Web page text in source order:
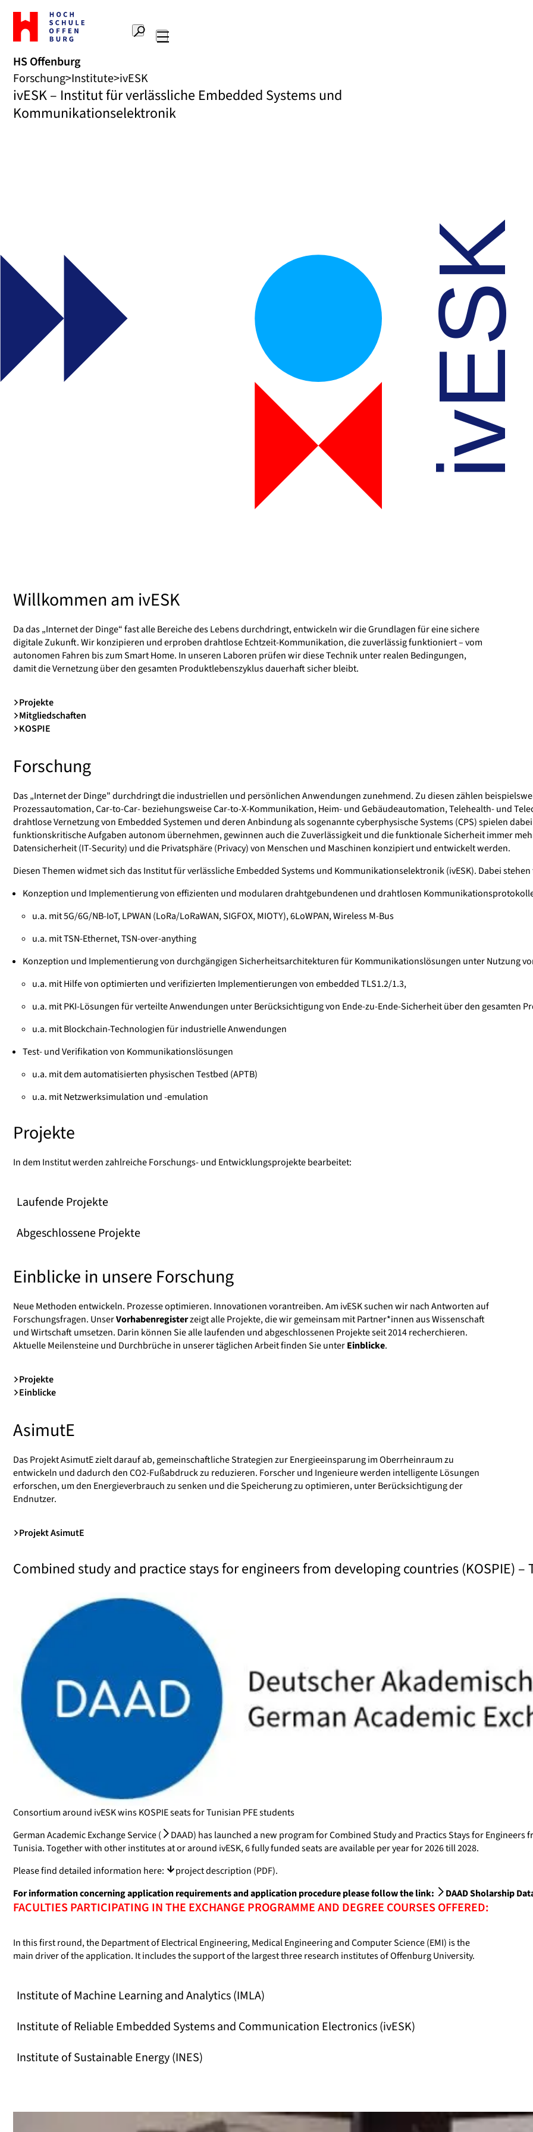
Zur
Startseite
Hochschule
Offenburg
Suche
HS Offenburg
Forschung Institute ivESK
ivESK – Institut für verlässliche Embedded Systems und
Kommunikationselektronik
Willkommen am ivESK
Da das „Internet der Dinge“ fast alle Bereiche des Lebens durchdringt, entwickeln wir die Grundlagen für eine sichere
digitale Zukunft. Wir konzipieren und erproben drahtlose Echtzeit-Kommunikation, die zuverlässig funktioniert – vom
autonomen Fahren bis zum Smart Home. In unseren Laboren prüfen wir diese Technik unter realen Bedingungen,
damit die Vernetzung über den gesamten Produktlebenszyklus dauerhaft sicher bleibt.
Projekte
Mitgliedschaften
KOSPIE
Forschung
Das „Internet der Dinge" durchdringt die industriellen und persönlichen Anwendungen zunehmend. Zu diesen zählen
Prozessautomation, Car-to-Car- beziehungsweise Car-to-X-Kommunikation, Heim- und Gebäudeautomation, Telehealth- und
drahtlose Vernetzung von Embedded Systemen und deren Anbindung als sogenannte cyberphysische Systems (CPS) spielen
funktionskritische Aufgaben autonom übernehmen, gewinnen auch die Zuverlässigkeit und die funktionale Sicherheit immer
Datensicherheit (IT-Security) und die Privatsphäre (Privacy) von Menschen und Maschinen konzipiert und entwickelt werden.
Diesen Themen widmet sich das Institut für verlässliche Embedded Systems und Kommunikationselektronik (ivESK). Dabei
Konzeption und Implementierung von effizienten und modularen drahtgebundenen und drahtlosen
u.a. mit 5G/6G/NB-IoT, LPWAN (LoRa/LoRaWAN, SIGFOX, MIOTY), 6LoWPAN, Wireless M-Bus
u.a. mit TSN-Ethernet, TSN-over-anything
Konzeption und Implementierung von durchgängigen Sicherheitsarchitekturen für Kommunikationslösungen unter Nutzung
u.a. mit Hilfe von optimierten und verifizierten Implementierungen von embedded TLS1.2/1.3,
u.a. mit PKI-Lösungen für verteilte Anwendungen unter Berücksichtigung von Ende-zu-Ende-Sicherheit über den gesamten
u.a. mit Blockchain-Technologien für industrielle Anwendungen
Test- und Verifikation von Kommunikationslösungen
u.a. mit dem automatisierten physischen Testbed (APTB)
u.a. mit Netzwerksimulation und -emulation
Projekte
In dem Institut werden zahlreiche Forschungs- und Entwicklungsprojekte bearbeitet:
Laufende Projekte
Abgeschlossene Projekte
Einblicke in unsere Forschung
Neue Methoden entwickeln. Prozesse optimieren. Innovationen vorantreiben. Am ivESK suchen wir nach Antworten auf
Forschungsfragen. UnserVorhabenregisterzeigt alle Projekte, die wir gemeinsam mit Partner*innen aus Wissenschaft
und Wirtschaft umsetzen. Darin können Sie alle laufenden und abgeschlossenen Projekte seit 2014 recherchieren.
Aktuelle Meilensteine und Durchbrüche in unserer täglichen Arbeit finden Sie unterEinblicke.
Projekte
Einblicke
AsimutE
Das Projekt AsimutE zielt darauf ab, gemeinschaftliche Strategien zur Energieeinsparung im Oberrheinraum zu
entwickeln und dadurch den CO2-Fußabdruck zu reduzieren. Forscher und Ingenieure werden intelligente Lösungen
erforschen, um den Energieverbrauch zu senken und die Speicherung zu optimieren, unter Berücksichtigung der
Endnutzer.
Projekt AsimutE
Combined study and practice stays for engineers from developing countries (KOSPIE) –
Consortium around ivESK wins KOSPIE seats for Tunisian PFE students
German Academic Exchange Service (
DAAD) has launched a new program for Combined Study and Practics Stays for Engineers
Tunisia. Together with other institutes at or around ivESK, 6 fully funded seats are available per year for 2026 till 2028.
Please find detailed information here:
project description (PDF).
For information concerning application requirements and application procedure please follow the link:
DAAD Sholarship
FACULTIES PARTICIPATING IN THE EXCHANGE PROGRAMME AND DEGREE COURSES OFFERED:
In this first round, the Department of Electrical Engineering, Medical Engineering and Computer Science (EMI) is the
main driver of the application. It includes the support of the largest three research institutes of Offenburg University.
Institute of Machine Learning and Analytics (IMLA)
Institute of Reliable Embedded Systems and Communication Electronics (ivESK)
Institute of Sustainable Energy (INES)